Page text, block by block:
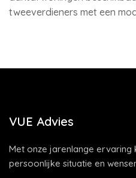
tweeverdieners met een
VUE Advies
Met onze jarenlange ervaring
persoonlijke situatie en